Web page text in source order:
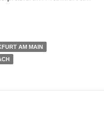
AM MAIN